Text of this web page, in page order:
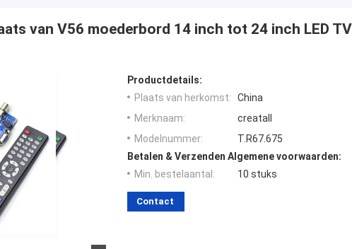
van V56 moederbord 14 inch tot 24 inch LED
Productdetails:
Plaats van herkomst:
China
Merknaam:
creatall
Modelnummer:
T.R67.675
Betalen & Verzenden Algemene voorwaarden:
Min. bestelaantal:
10 stuks
Contact